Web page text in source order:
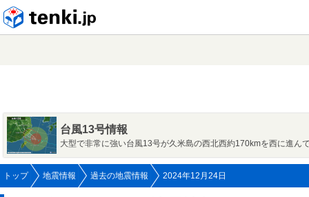
台風13号情報
大型で非常に強い台風13号が久米島の西北西約170kmを西に進ん
トップ 地震情報 過去の地震情報 2024年12月24日